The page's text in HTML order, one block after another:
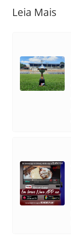
Leia Mais